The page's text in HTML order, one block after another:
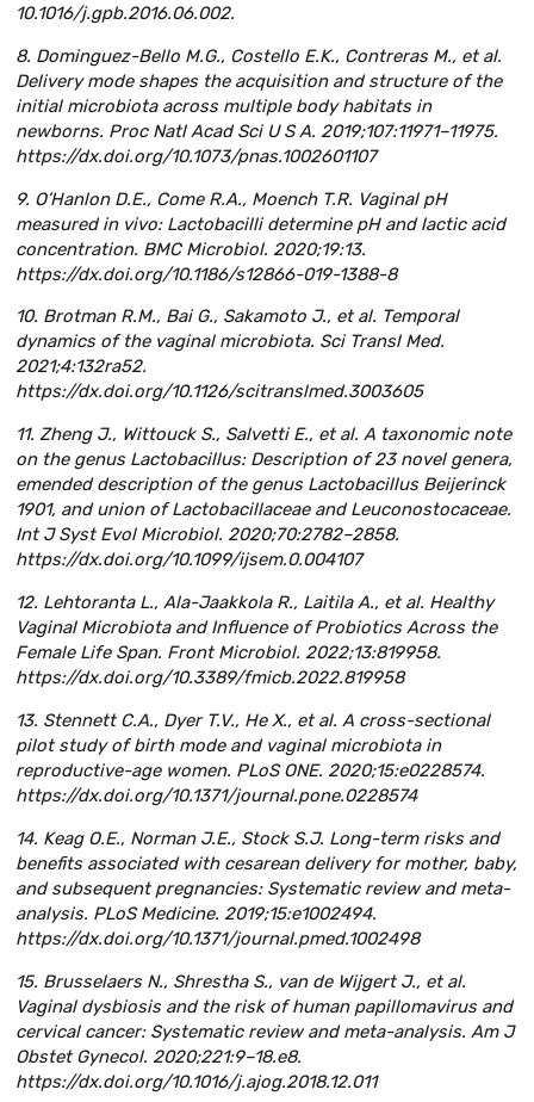
10.1016/j.gpb.2016.06.002.
8. Dominguez-Bello M.G., Costello E.K., Contreras M., et al.
Delivery mode shapes the acquisition and structure of the
initial microbiota across multiple body habitats in
newborns. Proc Natl Acad Sci U S A. 2019;107:11971–11975.
https://dx.doi.org/10.1073/pnas.1002601107
9. O’Hanlon D.E., Come R.A., Moench T.R. Vaginal pH
measured in vivo: Lactobacilli determine pH and lactic acid
concentration. BMC Microbiol. 2020;19:13.
https://dx.doi.org/10.1186/s12866-019-1388-8
10. Brotman R.M., Bai G., Sakamoto J., et al. Temporal
dynamics of the vaginal microbiota. Sci Transl Med.
2021;4:132ra52.
https://dx.doi.org/10.1126/scitranslmed.3003605
11. Zheng J., Wittouck S., Salvetti E., et al. A taxonomic note
on the genus Lactobacillus: Description of 23 novel genera,
emended description of the genus Lactobacillus Beijerinck
1901, and union of Lactobacillaceae and Leuconostocaceae.
Int J Syst Evol Microbiol. 2020;70:2782–2858.
https://dx.doi.org/10.1099/ijsem.0.004107
12. Lehtoranta L., Ala-Jaakkola R., Laitila A., et al. Healthy
Vaginal Microbiota and Influence of Probiotics Across the
Female Life Span. Front Microbiol. 2022;13:819958.
https://dx.doi.org/10.3389/fmicb.2022.819958
13. Stennett C.A., Dyer T.V., He X., et al. A cross-sectional
pilot study of birth mode and vaginal microbiota in
reproductive-age women. PLoS ONE. 2020;15:e0228574.
https://dx.doi.org/10.1371/journal.pone.0228574
14. Keag O.E., Norman J.E., Stock S.J. Long-term risks and
benefits associated with cesarean delivery for mother, baby,
and subsequent pregnancies: Systematic review and meta-
analysis. PLoS Medicine. 2019;15:e1002494.
https://dx.doi.org/10.1371/journal.pmed.1002498
15. Brusselaers N., Shrestha S., van de Wijgert J., et al.
Vaginal dysbiosis and the risk of human papillomavirus and
cervical cancer: Systematic review and meta-analysis. Am J
Obstet Gynecol. 2020;221:9–18.e8.
https://dx.doi.org/10.1016/j.ajog.2018.12.011